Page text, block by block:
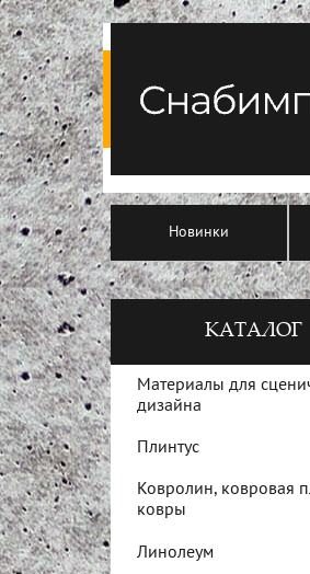
Новинки
КАТАЛОГ
Материалы для
дизайна
Плинтус
Ковролин, ковровая
ковры
Линолеум